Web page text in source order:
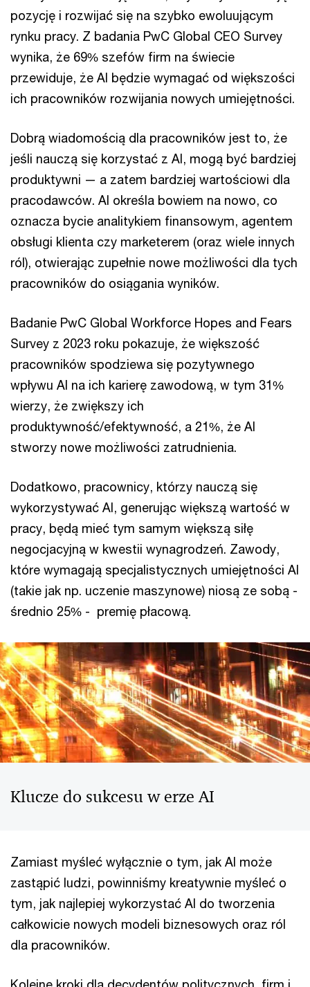
pozycję i rozwijać się na szybko ewoluującym
rynku pracy. Z badania PwC Global CEO Survey
wynika, że 69% szefów firm na świecie
przewiduje, że AI będzie wymagać od większości
ich pracowników rozwijania nowych umiejętności.
Dobrą wiadomością dla pracowników jest to, że
jeśli nauczą się korzystać z AI, mogą być bardziej
produktywni — a zatem bardziej wartościowi dla
pracodawców. AI określa bowiem na nowo, co
oznacza bycie analitykiem finansowym, agentem
obsługi klienta czy marketerem (oraz wiele innych
ról), otwierając zupełnie nowe możliwości dla tych
pracowników do osiągania wyników.
Badanie PwC Global Workforce Hopes and Fears
Survey z 2023 roku pokazuje, że większość
pracowników spodziewa się pozytywnego
wpływu AI na ich karierę zawodową, w tym 31%
wierzy, że zwiększy ich
produktywność/efektywność, a 21%, że AI
stworzy nowe możliwości zatrudnienia.
Dodatkowo, pracownicy, którzy nauczą się
wykorzystywać AI, generując większą wartość w
pracy, będą mieć tym samym większą siłę
negocjacyjną w kwestii wynagrodzeń. Zawody,
które wymagają specjalistycznych umiejętności AI
(takie jak np. uczenie maszynowe) niosą ze sobą -
średnio 25% - premię płacową.
Klucze do sukcesu w erze AI
Zamiast myśleć wyłącznie o tym, jak AI może
zastąpić ludzi, powinniśmy kreatywnie myśleć o
tym, jak najlepiej wykorzystać AI do tworzenia
całkowicie nowych modeli biznesowych oraz ról
dla pracowników.